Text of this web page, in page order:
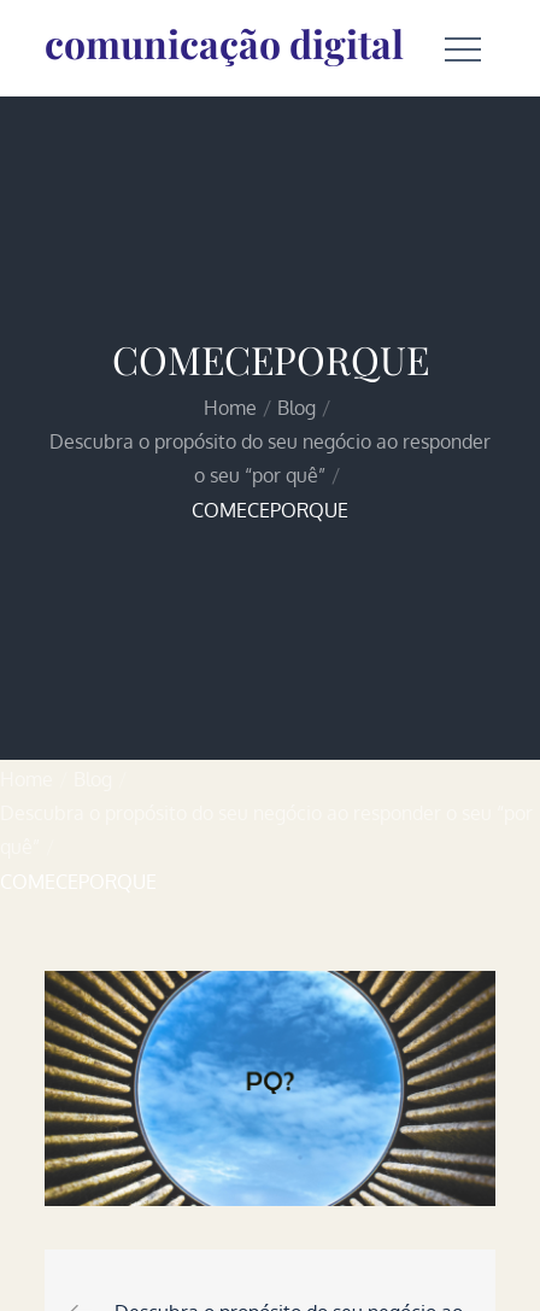
comunicação digital
COMECEPORQUE
Home
Blog
Descubra o propósito do seu negócio ao responder
o seu “por quê”
COMECEPORQUE